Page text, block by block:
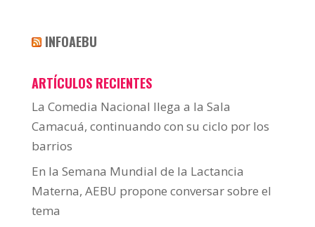
INFOAEBU
ARTÍCULOS RECIENTES
La Comedia Nacional llega a la Sala
Camacuá, continuando con su ciclo por los
barrios
En la Semana Mundial de la Lactancia
Materna, AEBU propone conversar sobre el
tema